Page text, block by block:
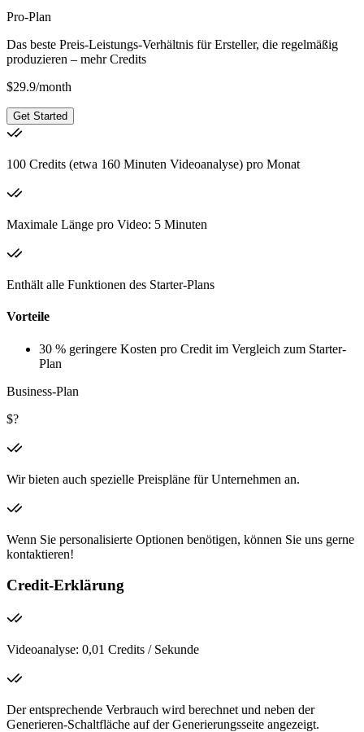
Pro-Plan
Das beste Preis-Leistungs-Verhältnis für Ersteller, die regelmäßig
produzieren – mehr Credits
$29.9/month
Get Started
100 Credits (etwa 160 Minuten Videoanalyse) pro Monat
Maximale Länge pro Video: 5 Minuten
Enthält alle Funktionen des Starter-Plans
Vorteile
30 % geringere Kosten pro Credit im Vergleich zum Starter-
Plan
Business-Plan
$?
Wir bieten auch spezielle Preispläne für Unternehmen an.
Wenn Sie personalisierte Optionen benötigen, können Sie uns gerne
kontaktieren!
Credit-Erklärung
Videoanalyse: 0,01 Credits / Sekunde
Der entsprechende Verbrauch wird berechnet und neben der
Generieren-Schaltfläche auf der Generierungsseite angezeigt.